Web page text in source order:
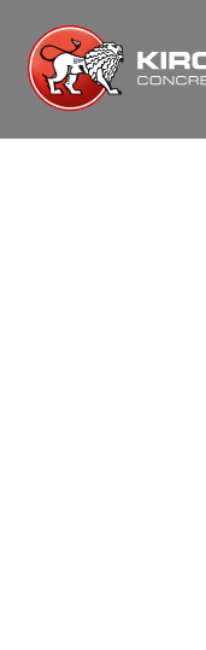
Inhalt
springen